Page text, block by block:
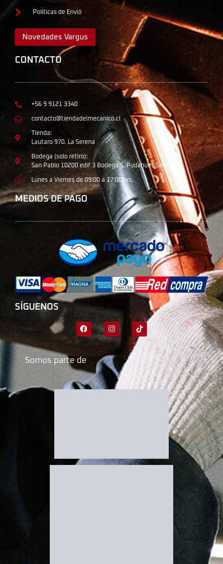
Políticas de Envió
Novedades Vargus
CONTACTO
+56 9 9121 3340
contacto@tiendadelmecanico.cl
Tienda:
Lautaro 970, La Serena
Bodega (solo retiro):
San Pablo 10200 edif 3 Bodega 5, Pudahuel, Santiago
Lunes a Viernes de 09:00 a 17:00 hrs.
MEDIOS DE PAGO
SÍGUENOS
Somos parte de